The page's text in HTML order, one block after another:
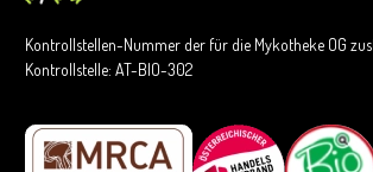
Kontrollstellen-Nummer der für die Mykotheke OG
Kontrollstelle: AT-BIO-302